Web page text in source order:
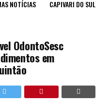
NOTÍCIAS CAPIVARI DO SUL
OdontoSesc
em